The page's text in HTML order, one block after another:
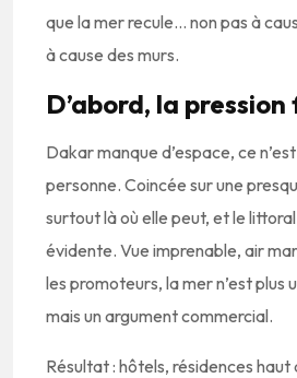
que la mer recule… non pas à
à cause des murs.
D’abord, la
Dakar manque d’espace, ce
personne. Coincée sur une
surtout là où elle peut, et le
évidente. Vue imprenable, air
les promoteurs, la mer n’est plus
mais un argument commercial.
Résultat : hôtels, résidences haut